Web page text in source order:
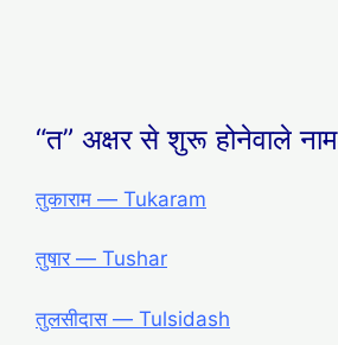
“त” अक्षर से शुरू होनेवाले नाम
तुकाराम ― Tukaram
तुषार ― Tushar
तुलसीदास ― Tulsidash